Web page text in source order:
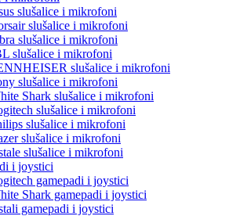
slušalice i mikrofoni
slušalice i mikrofoni
slušalice i mikrofoni
slušalice i mikrofoni
slušalice i mikrofoni
slušalice i mikrofoni
Shark slušalice i mikrofoni
slušalice i mikrofoni
slušalice i mikrofoni
slušalice i mikrofoni
slušalice i mikrofoni
i joystici
gamepadi i joystici
Shark gamepadi i joystici
gamepadi i joystici